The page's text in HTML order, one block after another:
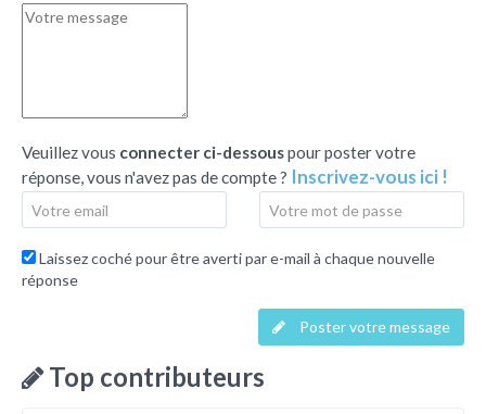
Veuillez vous connecter ci-dessouspour poster votre
réponse, vous n'avez pas de compte ? Inscrivez-vous ici !
Laissez coché pour être averti par e-mail à chaque nouvelle
réponse
Poster votre message
Top contributeurs